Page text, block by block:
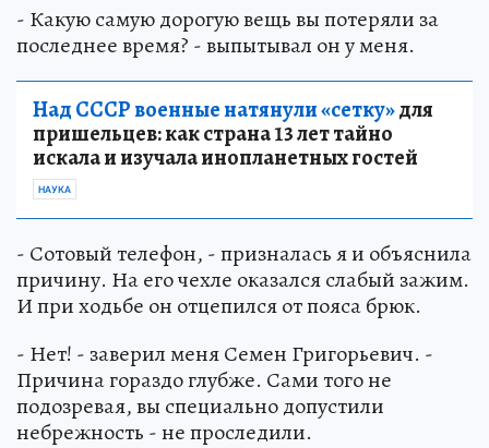
- Какую самую дорогую вещь вы потеряли за
последнее время? - выпытывал он у меня.
Над СССР военные натянули «сетку»для
пришельцев: как страна 13 лет тайно
искала и изучала инопланетных гостей
НАУКА
- Сотовый телефон, - призналась я и объяснила
причину. На его чехле оказался слабый зажим.
И при ходьбе он отцепился от пояса брюк.
- Нет! - заверил меня Семен Григорьевич. -
Причина гораздо глубже. Сами того не
подозревая, вы специально допустили
небрежность - не проследили.